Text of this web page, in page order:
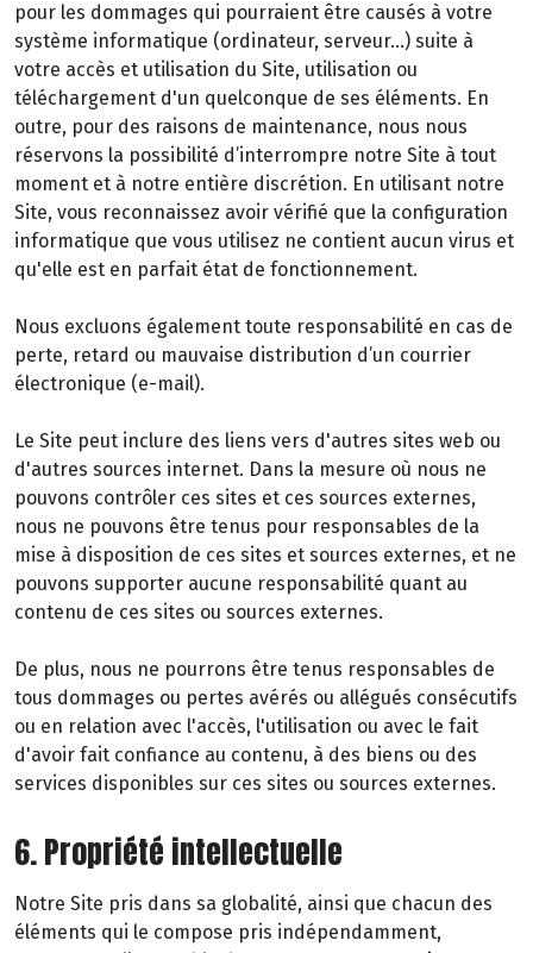
pour les dommages qui pourraient être causés à votre
système informatique (ordinateur, serveur…) suite à
votre accès et utilisation du Site, utilisation ou
téléchargement d'un quelconque de ses éléments. En
outre, pour des raisons de maintenance, nous nous
réservons la possibilité d’interrompre notre Site à tout
moment et à notre entière discrétion. En utilisant notre
Site, vous reconnaissez avoir vérifié que la configuration
informatique que vous utilisez ne contient aucun virus et
qu'elle est en parfait état de fonctionnement.
Nous excluons également toute responsabilité en cas de
perte, retard ou mauvaise distribution d’un courrier
électronique (e-mail).
Le Site peut inclure des liens vers d'autres sites web ou
d'autres sources internet. Dans la mesure où nous ne
pouvons contrôler ces sites et ces sources externes,
nous ne pouvons être tenus pour responsables de la
mise à disposition de ces sites et sources externes, et ne
pouvons supporter aucune responsabilité quant au
contenu de ces sites ou sources externes.
De plus, nous ne pourrons être tenus responsables de
tous dommages ou pertes avérés ou allégués consécutifs
ou en relation avec l'accès, l'utilisation ou avec le fait
d'avoir fait confiance au contenu, à des biens ou des
services disponibles sur ces sites ou sources externes.
6. Propriété intellectuelle
Notre Site pris dans sa globalité, ainsi que chacun des
éléments qui le compose pris indépendamment,